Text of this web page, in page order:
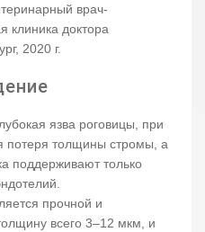
врач-
клиника доктора
2020 г.
язва роговицы, при
потеря толщины стромы, а
поддерживают только
прочной и
всего 3–12 мкм, и